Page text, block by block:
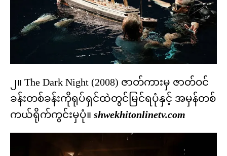
၂။ The Dark Night (2008) ဇာတ်ကားမှ ဇာတ်ဝင်
ခန်းတစ်ခန်းကိုရုပ်ရှင်ထဲတွင်မြင်ရပုံနှင့် အမှန်တစ်
ကယ်ရိုက်ကွင်းမှပုံ။ shwekhitonlinetv.com